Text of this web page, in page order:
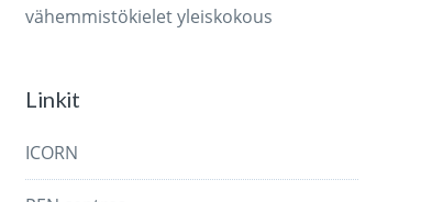
vähemmistökieletyleiskokous
Linkit
ICORN